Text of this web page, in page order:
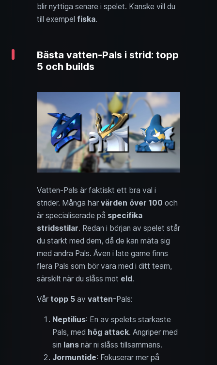
blir nyttiga senare i spelet. Kanske vill du
till exempel fiska.
Bästa vatten-Pals i strid: topp
5 och builds
Vatten-Pals är faktiskt ett bra val i
strider. Många har värden över 100 och
är specialiserade på specifika
stridsstilar. Redan i början av spelet står
du starkt med dem, då de kan mäta sig
med andra Pals. Även i late game finns
flera Pals som bör vara med i ditt team,
särskilt när du slåss mot eld .
Vår topp 5 av vatten-Pals:
Neptilius: En av spelets starkaste
Pals, med hög attack. Angriper med
sin lans när ni slåss tillsammans.
Jormuntide: Fokuserar mer på